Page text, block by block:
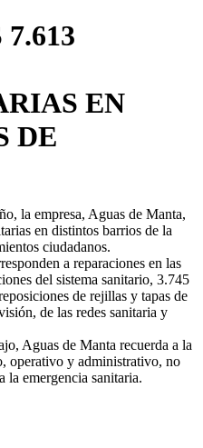
EN
DE
la empresa, Aguas de Manta,
en distintos barrios de la
ciudadanos.
a reparaciones en las
del sistema sanitario, 3.745
de rejillas y tapas de
de las redes sanitaria y
Aguas de Manta recuerda a la
operativo y administrativo, no
la emergencia sanitaria.